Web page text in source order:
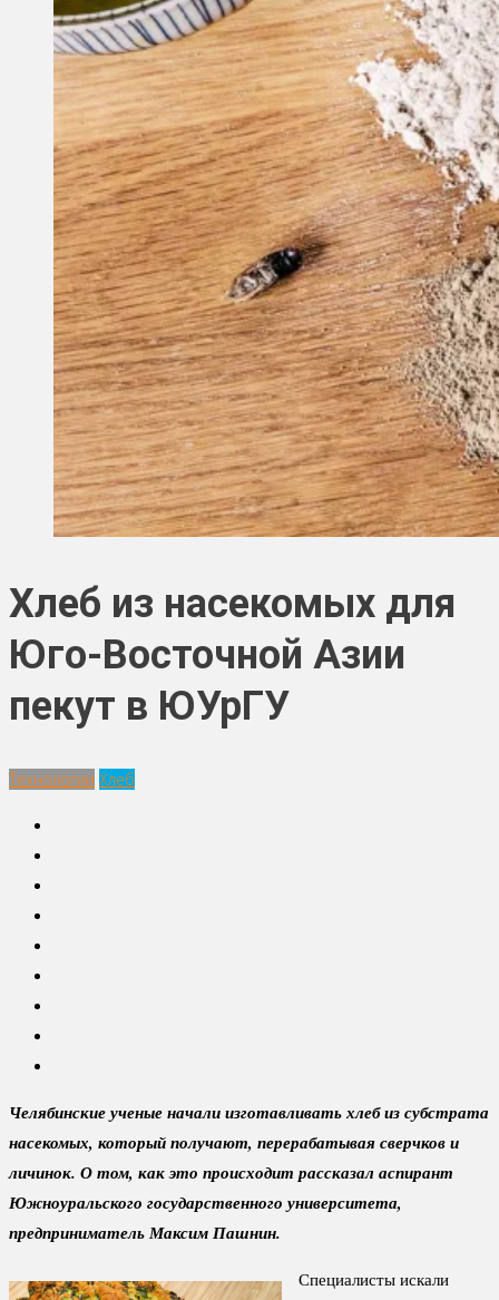
Хлеб из насекомых для
Юго-Восточной Азии
пекут в ЮУрГУ
Технологии Хлеб
Челябинские ученые начали изготавливать хлеб из субстрата
насекомых, который получают, перерабатывая сверчков и
личинок. О том, как это происходит рассказал аспирант
Южноуральского государственного университета,
предприниматель Максим Пашнин.
Специалисты искали